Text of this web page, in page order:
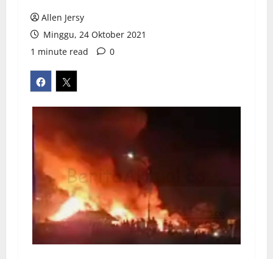
Allen Jersy
Minggu, 24 Oktober 2021
1 minute read
0